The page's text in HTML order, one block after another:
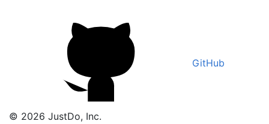
GitHub
© 2026 JustDo, Inc.